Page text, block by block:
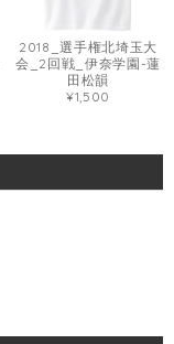
2018_選手権北埼玉大
会_2回戦_伊奈学園-蓮
田松韻
¥1,500